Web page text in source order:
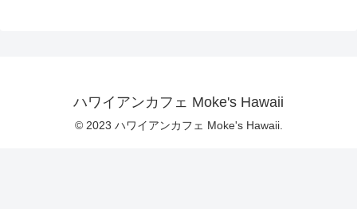
ハワイアンカフェ Moke's Hawaii
© 2023 ハワイアンカフェ Moke's Hawaii.